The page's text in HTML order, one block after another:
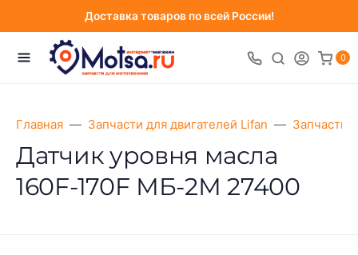
Доставка товаров по всей России!
0
Главная Запчасти для двигателей Lifan Запчасти
Датчик уровня масла
160F-170F МБ-2М 27400